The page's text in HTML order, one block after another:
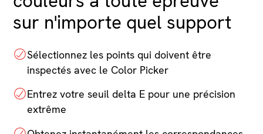
sur n'importe quel support
Sélectionnez les points qui doivent être
inspectés avec le Color Picker
Entrez votre seuil delta E pour une précision
extrême